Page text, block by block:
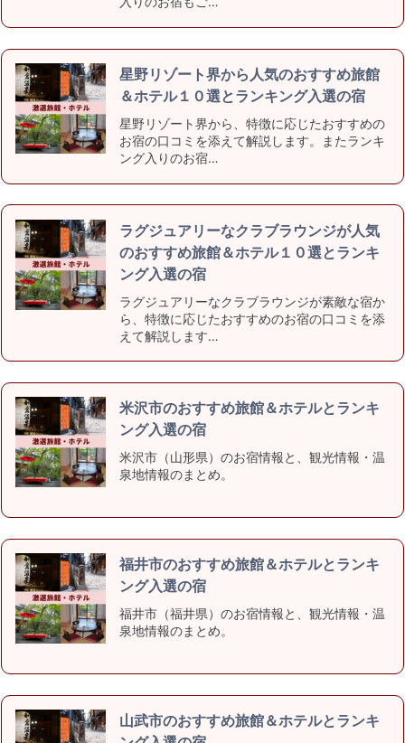
星野リゾート界から人気のおすすめ旅館
＆ホテル１０選とランキング入選の宿
星野リゾート界から、特徴に応じたおすすめの
お宿の口コミを添えて解説します。またランキ
ング入りのお宿…
ラグジュアリーなクラブラウンジが人気
のおすすめ旅館＆ホテル１０選とランキ
ング入選の宿
ラグジュアリーなクラブラウンジが素敵な宿か
ら、特徴に応じたおすすめのお宿の口コミを添
えて解説します…
米沢市のおすすめ旅館＆ホテルとランキ
ング入選の宿
米沢市（山形県）のお宿情報と、観光情報・温
泉地情報のまとめ。
福井市のおすすめ旅館＆ホテルとランキ
ング入選の宿
福井市（福井県）のお宿情報と、観光情報・温
泉地情報のまとめ。
山武市のおすすめ旅館＆ホテルとランキ